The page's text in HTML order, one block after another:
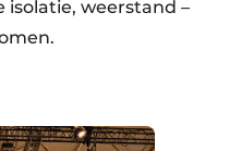
weerstand –